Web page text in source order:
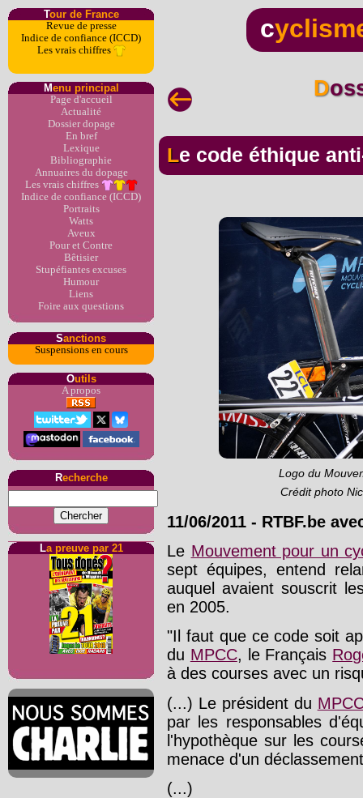
Tour de France
Revue de presse
Indice de confiance (ICCD)
Les vrais chiffres
Menu principal
Page d'accueil
Actualité
Dossier dopage
En bref
Lexique
Bibliographie
Annuaires du dopage
Les vrais chiffres
Indice de confiance (ICCD)
Portraits
Watts
Aveux
Pour et Contre
Bêtisier
Stupéfiantes excuses
Humour
Liens
Foire aux questions
Sanctions
Suspensions en cours
Outils
A propos
Recherche
La preuve par 21
c
Le code éthique
Logo du
Crédit photo
11/06/2011 - RTBF.be
Le Mouvement pour un
sept équipes, entend
auquel avaient souscrit
en 2005.
"Il faut que ce code soit
du MPCC, le Français
à des courses avec un
(...) Le président du
par les responsables
l'hypothèque sur les
menace d'un
(...)